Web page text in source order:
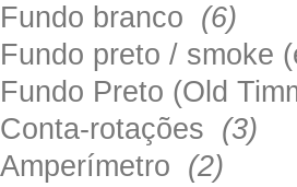
Fundo branco (6)
Fundo preto / smoke
Fundo Preto (Old
Conta-rotações (3)
Amperímetro (2)